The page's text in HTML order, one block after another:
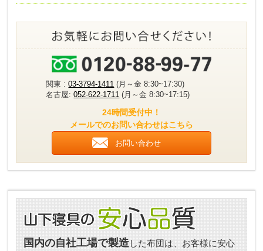
関東 :03-3794-1411 (月～金 8:30~17:30)
名古屋:052-622-1711 (月～金 8:30~17:15)
24時間受付中！
メールでのお問い合わせはこちら
お問い合わせ
国内の自社工場で製造した布団は、お客様に安心